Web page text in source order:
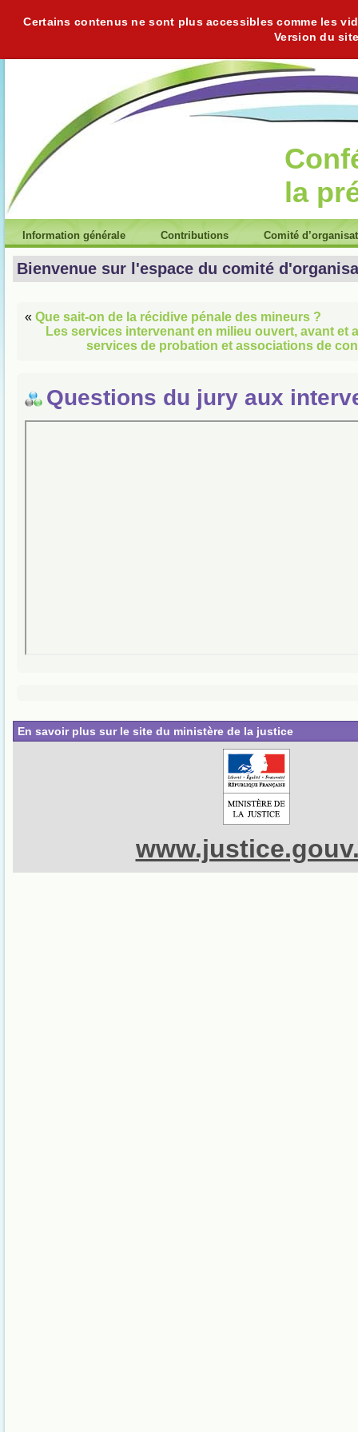
Certains contenus ne sont plus accessibles comme les
Version du
la
Information générale Contributions Comité
Bienvenue sur l'espace du comité
« Que sait-on de la récidive pénale des mineurs ?
Les services intervenant en milieu ouvert, avant et
services de probation et associations de
Questions du jury aux
En savoir plus sur le site du ministère de la justice